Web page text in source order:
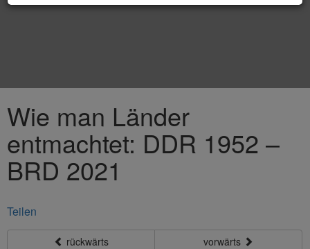
Wie man Länder
entmachtet: DDR 1952 –
BRD 2021
Teilen
rückwärts vorwärts